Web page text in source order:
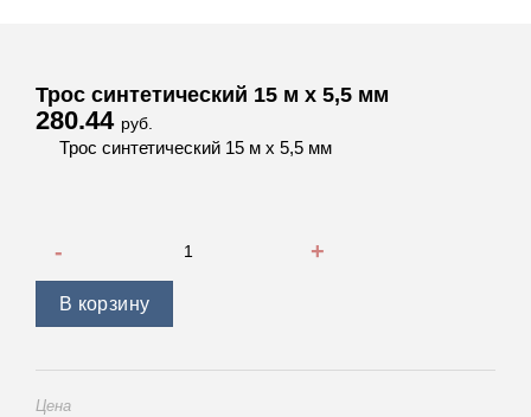
Трос синтетический 15 м х 5,5 мм
280.44 руб.
Трос синтетический 15 м х 5,5 мм
В корзину
Цена